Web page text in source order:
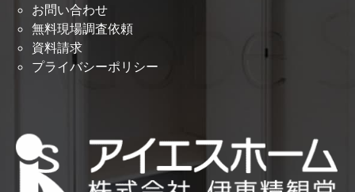
お問い合わせ
無料現場調査依頼
資料請求
プライバシーポリシー